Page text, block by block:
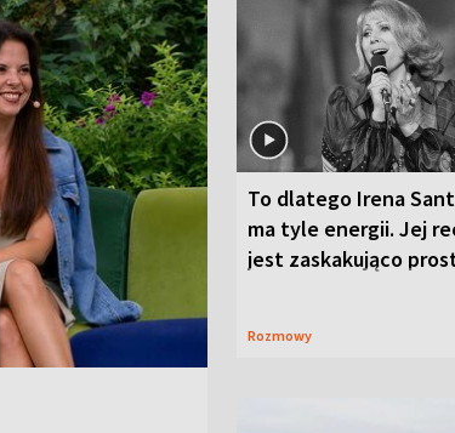
To dlatego Irena
ma tyle energii. Jej
jest zaskakująco
Rozmowy